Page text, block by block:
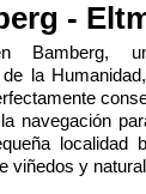
con
excursiones por
Reservar
-
Bamberg,
de la
navegación
localidad
viñedos y